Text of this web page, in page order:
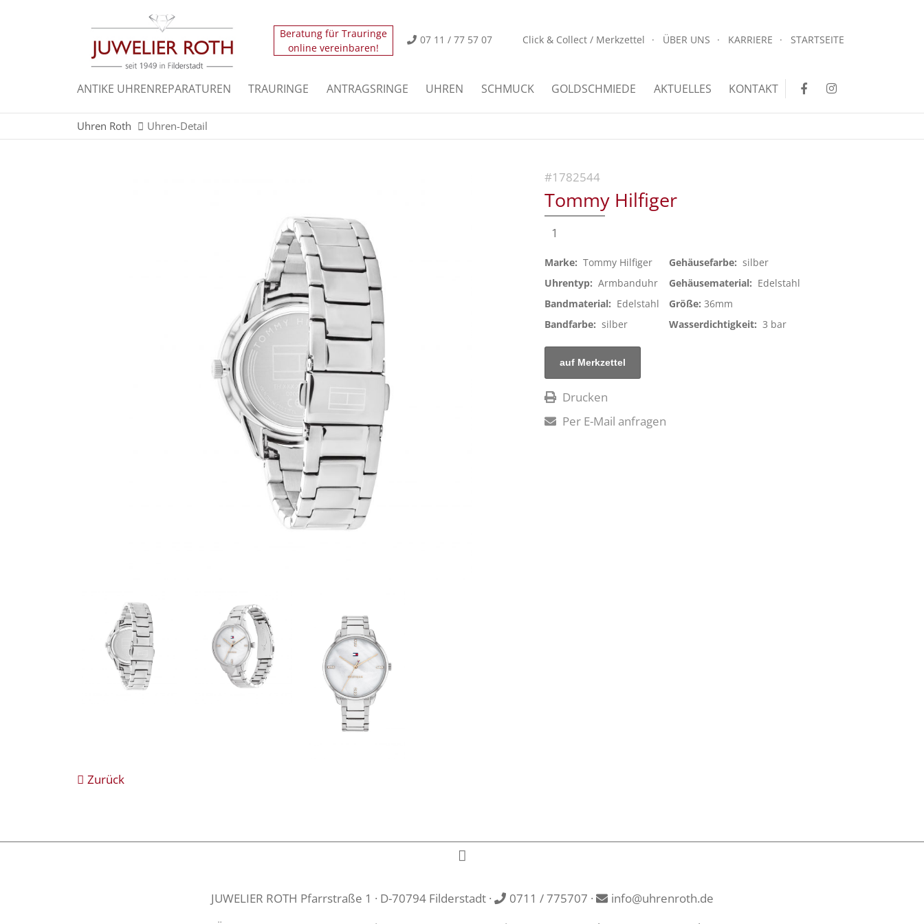
Der Eintrag "offcanvas-col1" existiert leider nicht.
Der Eintrag "offcanvas-col2" existiert leider nicht.
Der Eintrag "offcanvas-col3" existiert leider nicht.
Click & Collect / Merkzettel ÜBER UNS KARRIERE STARTSEITE
07 11 / 77 57 07
Beratung für Trauringe
online vereinbaren!
ANTIKE UHRENREPARATUREN TRAURINGE ANTRAGSRINGE UHREN SCHMUCK GOLDSCHMIEDE AKTUELLES KONTAKT
Uhren Roth Uhren-Detail
#1782544
Tommy Hilfiger
1
Marke: Tommy Hilfiger
Uhrentyp: Armbanduhr
Bandmaterial: Edelstahl
Bandfarbe: silber
Gehäusefarbe: silber
Gehäusematerial: Edelstahl
Größe: 36mm
Wasserdichtigkeit: 3 bar
Drucken
Per E-Mail anfragen
Zurück
JUWELIER ROTH Pfarrstraße 1 · D-70794 Filderstadt · 0711 / 775707 ·
info@uhrenroth.de